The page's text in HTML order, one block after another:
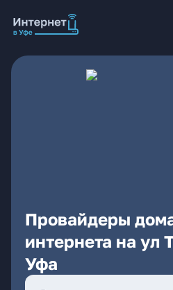
Провайдеры
интернета на ул
Уфа